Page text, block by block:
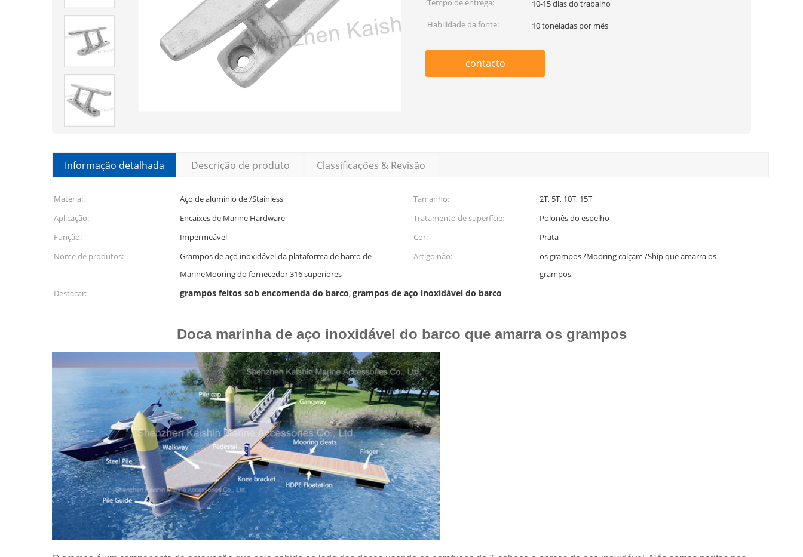
Tempo de entrega:
10-15 dias do trabalho
Habilidade da fonte:
10 toneladas por mês
contacto
Informação detalhada Descrição de produto Classificações & Revisão
Material: Aço de alumínio de /Stainless Tamanho:
2T, 5T, 10T, 15T
Aplicação:
Encaixes de Marine Hardware Tratamento de superfície:
Polonês do espelho
Função:
Impermeável Cor:
Prata
Nome de produtos:
Grampos de aço inoxidável da plataforma de barco de
MarineMooring do fornecedor 316 superiores
Artigo não:
os grampos /Mooring calçam /Ship que amarra os
grampos
Destacar:
grampos feitos sob encomenda do barco,grampos de aço inoxidável do barco
Doca marinha de aço inoxidável do barco que amarra os grampos